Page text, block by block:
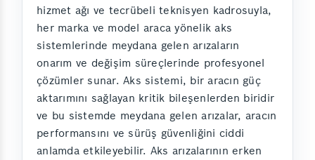
hizmet ağı ve tecrübeli teknisyen kadrosuyla,
her marka ve model araca yönelik aks
sistemlerinde meydana gelen arızaların
onarım ve değişim süreçlerinde profesyonel
çözümler sunar. Aks sistemi, bir aracın güç
aktarımını sağlayan kritik bileşenlerden biridir
ve bu sistemde meydana gelen arızalar, aracın
performansını ve sürüş güvenliğini ciddi
anlamda etkileyebilir. Aks arızalarının erken